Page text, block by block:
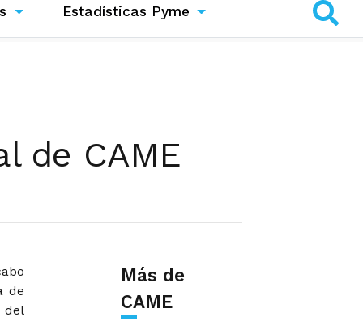
Estadísticas Pyme
de CAME
de
del
Más de
CAME